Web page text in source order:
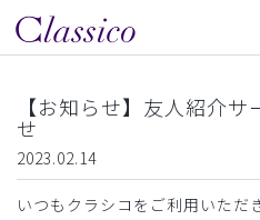
【お知らせ】友人紹介
せ
2023.02.14
いつもクラシコをご利用いただ